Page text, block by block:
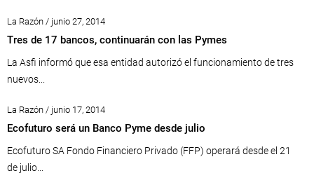
La Razón / junio 27, 2014
Tres de 17 bancos, continuarán con las Pymes
La Asfi informó que esa entidad autorizó el funcionamiento de tres
nuevos...
La Razón / junio 17, 2014
Ecofuturo será un Banco Pyme desde julio
Ecofuturo SA Fondo Financiero Privado (FFP) operará desde el 21
de julio...